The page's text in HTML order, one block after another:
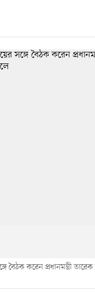
বৈঠক করেন প্রধানমন্ত্রী